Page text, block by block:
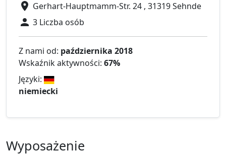
Gerhart-Hauptmamm-Str. 24 , 31319 Sehnde
3 Liczba osób
Z nami od: października 2018
Wskaźnik aktywności: 67%
Języki:
niemiecki
Wyposażenie